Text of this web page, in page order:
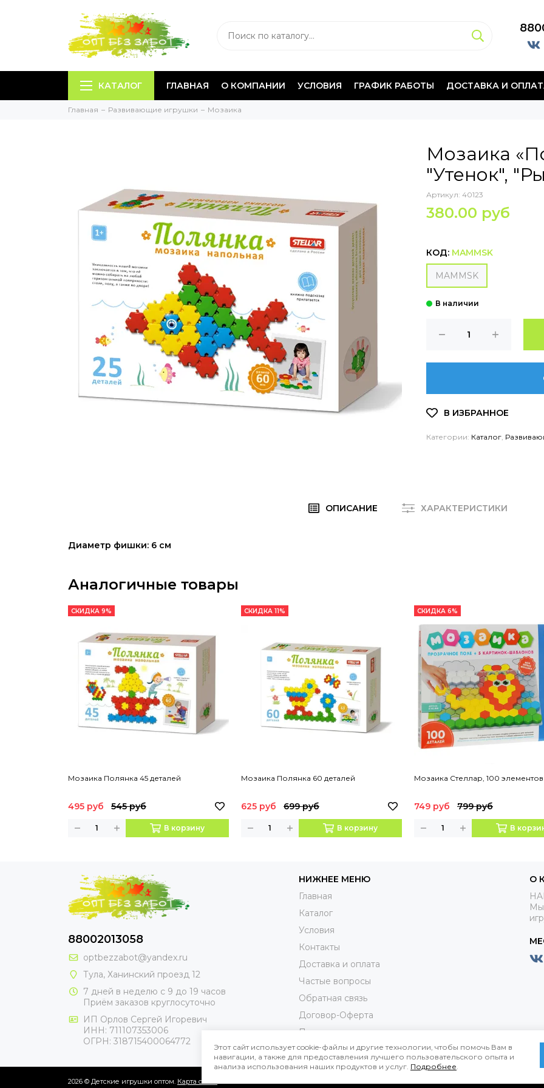
КАТАЛОГ ГЛАВНАЯ О КОМПАНИИ УСЛОВИЯ ГРАФИК РАБОТЫ ДОСТАВКА И
Главная Развивающие игрушки Мозаика
Мозаика
"Утенок",
Артикул: 40123
380.00 руб
КОД: MAMMSK
MAMMSK
Категории: Каталог
ОПИСАНИЕ ХАРАКТЕРИСТИКИ
Диаметр фишки: 6 см
Аналогичные товары
СКИДКА 9%
Мозаика Полянка 45 деталей
495 руб 545 руб
В корзину
СКИДКА 11%
Мозаика Полянка 60 деталей
625 руб 699 руб
В корзину
СКИДКА 6%
Мозаика Стеллар, 100 элементов
749 руб 799 руб
В
88002013058
optbezzabot@yandex.ru
Тула, Ханинский проезд 12
7 дней в неделю с 9 до 19 часов
Приём заказов круглосуточно
ИП Орлов Сергей Игоревич
ИНН: 711107353006
ОГРН: 318715400064772
НИЖНЕЕ МЕНЮ
Главная
Каталог
Условия
Контакты
Доставка и оплата
Частые вопросы
Обратная связь
Договор-Оферта
Пользовательское соглашениие
Политика конфиденциальности
О
Мы
2026 © Детские игрушки оптом. Карта сайта
Этот сайт использует cookie-файлы и другие технологии, чтобы помочь Вам в
навигации, а также для предоставления лучшего пользовательского опыта и
анализа использования наших продуктов и услуг. Подробнее.